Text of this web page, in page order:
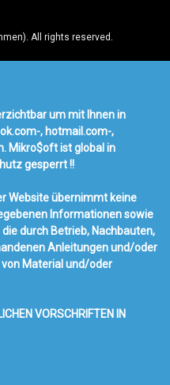
um mit Ihnen in
, hotmail.com-,
Mikro$oft ist global in
gesperrt !!
Website übernimmt keine
Informationen sowie
durch Betrieb, Nachbauten,
Anleitungen und/oder
Material und/oder
VORSCHRIFTEN IN
All rights reserved.
S
1
6 7 8
13 14